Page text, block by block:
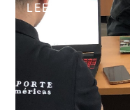
LEER MÁS